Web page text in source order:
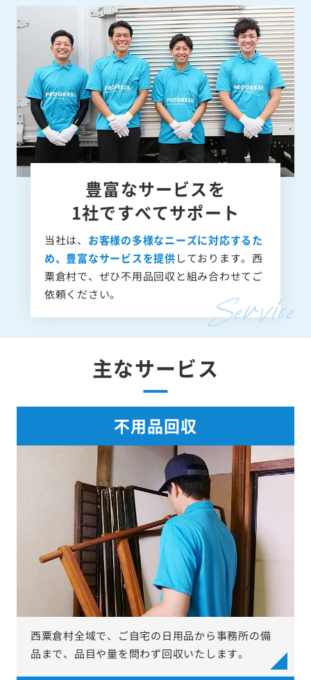
豊富なサービスを
1社ですべてサポート
当社は、 お客様の多様なニーズに対応するた
め、豊富なサービスを提供しております。西
粟倉村で、ぜひ不用品回収と組み合わせてご
依頼ください。
主なサービス
不用品回収
西粟倉村全域で、ご自宅の日用品から事務所の備
品まで、品目や量を問わず回収いたします。